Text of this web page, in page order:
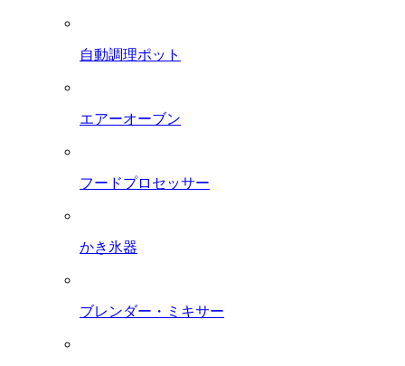
自動調理ポット
エアーオーブン
フードプロセッサー
かき氷器
ブレンダー・ミキサー